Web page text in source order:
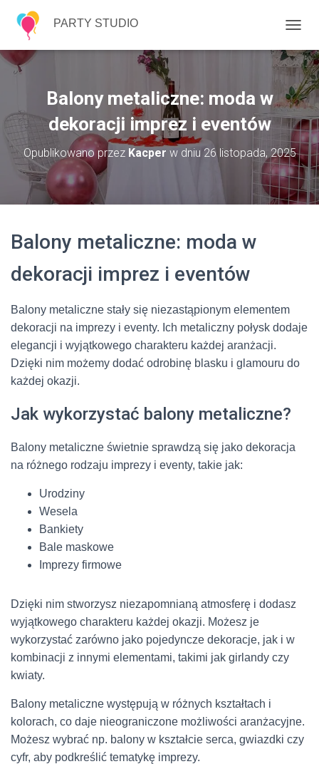
PARTY STUDIO
R
Z
E
Ł
Ą
C
Z
N
A
W
G
Balony metaliczne: moda w
dekoracji imprez i eventów
Opublikowano przez Kacper w dniu 26 listopada, 2025
Balony metaliczne: moda w
dekoracji imprez i eventów
Balony metaliczne stały się niezastąpionym elementem
dekoracji na imprezy i eventy. Ich metaliczny połysk dodaje
elegancji i wyjątkowego charakteru każdej aranżacji.
Dzięki nim możemy dodać odrobinę blasku i glamouru do
każdej okazji.
Jak wykorzystać balony metaliczne?
Balony metaliczne świetnie sprawdzą się jako dekoracja
na różnego rodzaju imprezy i eventy, takie jak:
Urodziny
Wesela
Bankiety
Bale maskowe
Imprezy firmowe
Dzięki nim stworzysz niezapomnianą atmosferę i dodasz
wyjątkowego charakteru każdej okazji. Możesz je
wykorzystać zarówno jako pojedyncze dekoracje, jak i w
kombinacji z innymi elementami, takimi jak girlandy czy
kwiaty.
Balony metaliczne występują w różnych kształtach i
kolorach, co daje nieograniczone możliwości aranżacyjne.
Możesz wybrać np. balony w kształcie serca, gwiazdki czy
cyfr, aby podkreślić tematykę imprezy.